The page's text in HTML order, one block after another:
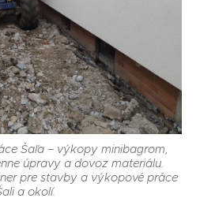
Šaľa – výkopy minibagrom,
úpravy a dovoz materiálu.
pre stavby a výkopové práce
a okolí.